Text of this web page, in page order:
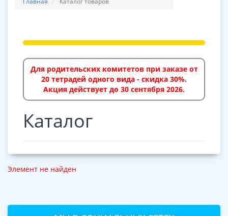
Для родительских комитетов при заказе от
20 тетрадей одного вида - скидка 30%.
Акция действует до 30 сентября 2026.
Каталог
Элемент не найден